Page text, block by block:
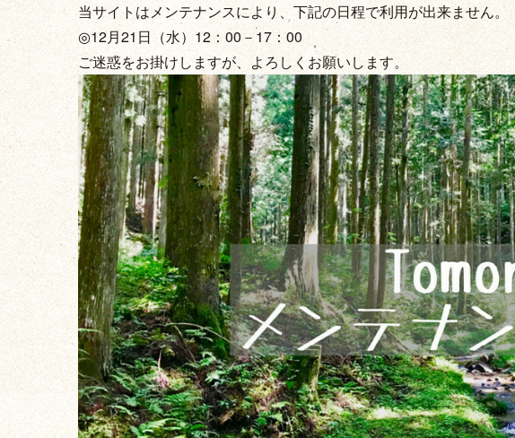
当サイトはメンテナンスにより、下記の日程で利用が出来ません。
◎12月21日（水）12：00－17：00
ご迷惑をお掛けしますが、よろしくお願いします。